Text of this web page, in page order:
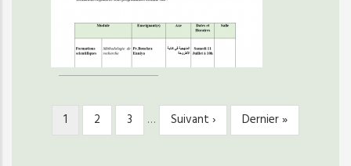
PAGINATION
Page
courante
1 Page
2 Page
3 …
Page
suivante
Suivant ›
Dernière
page
Dernier »